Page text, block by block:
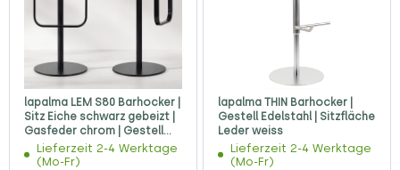
lapalma LEM S80 Barhocker |
Sitz Eiche schwarz gebeizt |
Gasfeder chrom | Gestell
schwarz
Lieferzeit 2-4 Werktage
(Mo-Fr)
lapalma THIN Barhocker |
Gestell Edelstahl | Sitzfläche
Leder weiss
Lieferzeit 2-4 Werktage
(Mo-Fr)